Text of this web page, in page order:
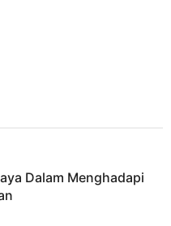
Dalam Menghadapi